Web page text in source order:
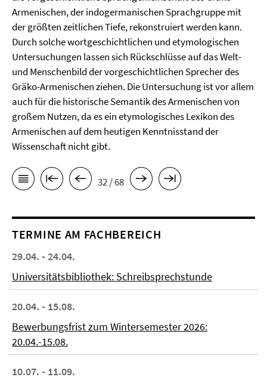
Armenischen, der indogermanischen Sprachgruppe mit
der größten zeitlichen Tiefe, rekonstruiert werden kann.
Durch solche wortgeschichtlichen und etymologischen
Untersuchungen lassen sich Rückschlüsse auf das Welt-
und Menschenbild der vorgeschichtlichen Sprecher des
Gräko-Armenischen ziehen. Die Untersuchung ist vor allem
auch für die historische Semantik des Armenischen von
großem Nutzen, da es ein etymologisches Lexikon des
Armenischen auf dem heutigen Kenntnisstand der
Wissenschaft nicht gibt.
32 / 68
TERMINE AM FACHBEREICH
29.04. - 24.04.
Universitätsbibliothek: Schreibsprechstunde
20.04. - 15.08.
Bewerbungsfrist zum Wintersemester 2026:
20.04.-15.08.
10.07. - 11.09.